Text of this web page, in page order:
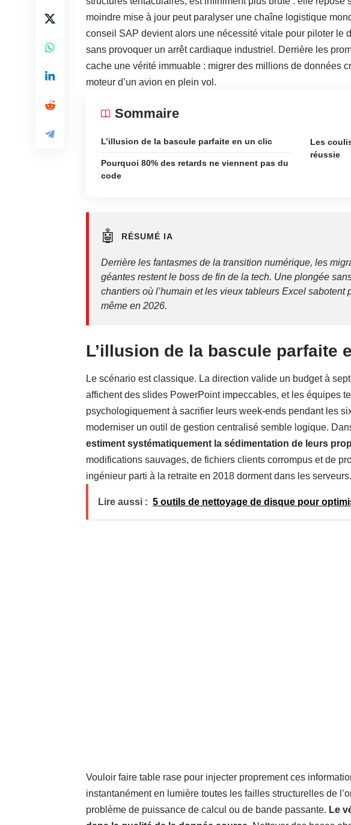
moindre mise à jour peut paralyser une chaîne logistique
conseil SAP devient alors une nécessité vitale pour piloter le
sans provoquer un arrêt cardiaque industriel. Derrière les
cache une vérité immuable : migrer des millions de données
moteur d’un avion en plein vol.
Sommaire
L’illusion de la bascule parfaite en un clic
Pourquoi 80% des retards ne viennent pas du
code
Les
réussie
🤖 RÉSUMÉ IA
Derrière les fantasmes de la transition numérique, les
géantes restent le boss de fin de la tech. Une plongée
chantiers où l’humain et les vieux tableurs Excel sabotent
même en 2026.
L’illusion de la bascule parfaite
Le scénario est classique. La direction valide un budget à
affichent des slides PowerPoint impeccables, et les équipes
psychologiquement à sacrifier leurs week-ends pendant les
moderniser un outil de gestion centralisé semble logique.
estiment systématiquement la sédimentation de leurs
modifications sauvages, de fichiers clients corrompus et de
ingénieur parti à la retraite en 2018 dorment dans les serveurs.
Lire aussi : 5 outils de nettoyage de disque pour
Vouloir faire table rase pour injecter proprement ces
instantanément en lumière toutes les failles structurelles de
problème de puissance de calcul ou de bande passante. Le